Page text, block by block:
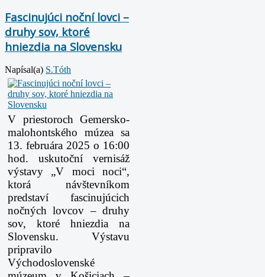
Fascinujúci noční lovci –
druhy sov, ktoré
hniezdia na Slovensku
Napísal(a) S.Tóth
V priestoroch Gemersko-
malohontského múzea sa
13. februára 2025 o 16:00
hod. uskutoční vernisáž
výstavy „V moci noci“,
ktorá návštevníkom
predstaví fascinujúcich
nočných lovcov – druhy
sov, ktoré hniezdia na
Slovensku. Výstavu
pripravilo
Východoslovenské